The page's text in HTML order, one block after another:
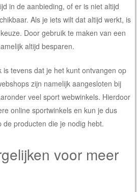
in de aanbieding, of er is niet altijd
Als je iets wilt dat altijd werkt, is
Door gebruik te maken van een
altijd besparen.
is tevens dat je het kunt ontvangen op
zijn namelijk aangesloten bij
veel sport webwinkels. Hierdoor
online sportwinkels en kun je dus
producten die je nodig hebt.
voor meer